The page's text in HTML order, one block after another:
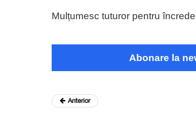
Mulțumesc tuturor pentru
Abonare la
Anterior